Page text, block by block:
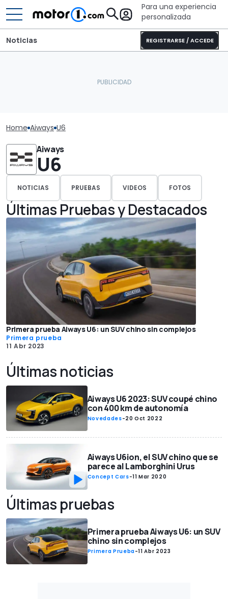
Para una experiencia
personalizada
REGISTRARSE / ACCEDE
Noticias
Home Aiways U6
Aiways
U6
NOTICIAS PRUEBAS VIDEOS FOTOS
Últimas Pruebas y Destacados
Primera prueba Aiways U6: un SUV chino sin complejos
Primera prueba
11 Abr 2023
Últimas noticias
Aiways U6 2023: SUV coupé chino
con 400 km de autonomía
Novedades-20 Oct 2022
Aiways U6ion, el SUV chino que se
parece al Lamborghini Urus
Concept Cars-11 Mar 2020
Últimas pruebas
Primera prueba Aiways U6: un SUV
chino sin complejos
Primera Prueba-11 Abr 2023